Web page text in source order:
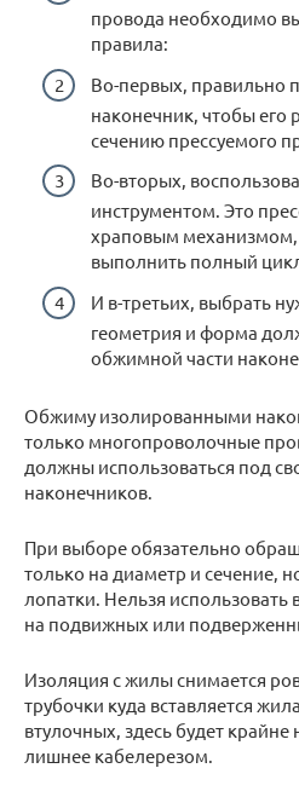
провода необходимо
правила:
Во-первых, правильно
наконечник, чтобы его
сечению прессуемого
Во-вторых,
инструментом. Это
храповым
выполнить полный
И в-третьих, выбрать
геометрия и форма
обжимной части
Обжиму изолированными
только многопроволочные
должны использоваться под
наконечников.
При выборе обязательно
только на диаметр и сечение,
лопатки. Нельзя
на подвижных или
Изоляция с жилы снимается
трубочки куда вставляется
втулочных, здесь будет крайне
лишнее кабелерезом.